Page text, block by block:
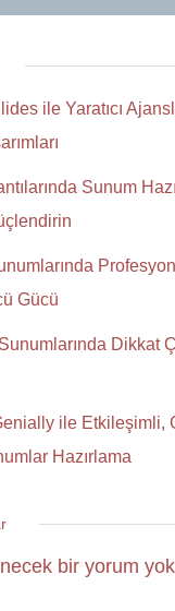
ile Yaratıcı
Sunum
Gücü
Dikkat
ile Etkileşimli,
Hazırlama
bir yorum